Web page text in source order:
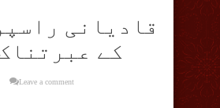
قادیانی
کے
Leave a comment